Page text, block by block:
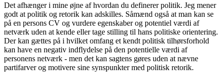
Det afhænger i mine øjne af hvordan du definerer politik. Jeg mener
godt at politik og retorik kan adskilles. Såmænd også at man kan se
på en persons CV og vurdere egenskaber og potentiel værdi af
netværk uden at kende eller tage stilling til hans politiske orientering.
Der kan gættes på i hvilket omfang et kendt politisk tilhørsforhold
kan have en negativ indflydelse på den potentielle værdi af
personens netværk - men det kan sagtens gøres uden at nævne
partifarver og motivere sine synspunkter med politisk retorik.